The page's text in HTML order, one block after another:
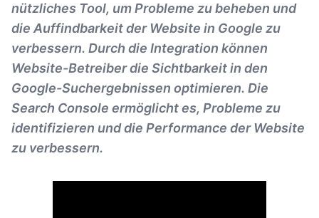
nützliches Tool, um Probleme zu beheben und
die Auffindbarkeit der Website in Google zu
verbessern. Durch die Integration können
Website-Betreiber die Sichtbarkeit in den
Google-Suchergebnissen optimieren. Die
Search Console ermöglicht es, Probleme zu
identifizieren und die Performance der Website
zu verbessern.